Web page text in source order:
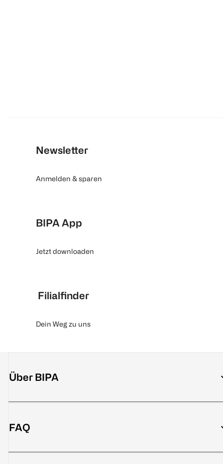
Newsletter
Anmelden & sparen
BIPA App
Jetzt downloaden
Filialfinder
Dein Weg zu uns
Über BIPA
FAQ